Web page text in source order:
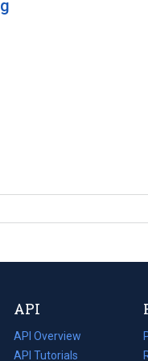
API
API Overview
API Tutorials